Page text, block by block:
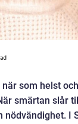
som helst
smärtan slår
nödvändighet. I